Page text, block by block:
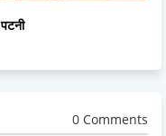
0 Comments